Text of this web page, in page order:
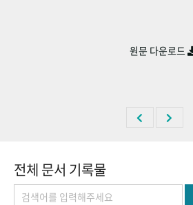
숫자로 보는 50년 50+1주
원문 다운로드
전체 문서 기록물